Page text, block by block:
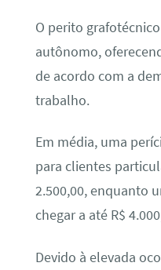
O perito
autônomo,
de acordo com a
trabalho.
Em média, uma
para clientes
2.500,00, enquanto
chegar a até R$
Devido à elevada